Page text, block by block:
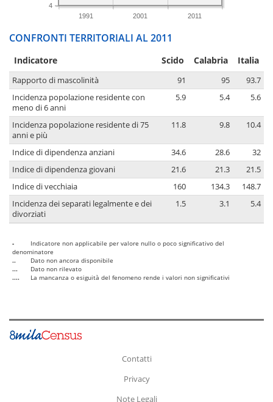
1991 2001 2011
4
CONFRONTI TERRITORIALI AL 2011
Indicatore Scido Calabria Italia
Rapporto di mascolinità 91 95
93.7
Incidenza popolazione residente con
meno di 6 anni
5.9 5.4 5.6
Incidenza popolazione residente di 75
anni e più
11.8 9.8 10.4
Indice di dipendenza anziani 34.6 28.6
32
Indice di dipendenza giovani
21.6 21.3
21.5
Indice di vecchiaia
160 134.3
148.7
Incidenza dei separati legalmente e dei
divorziati
1.5 3.1 5.4
-
Indicatore non applicabile per valore nullo o poco significativo del
denominatore
..
Dato non ancora disponibile
...
Dato non rilevato
....
La mancanza o esiguità del fenomeno rende i valori non significativi
Contatti
Privacy
Note Legali